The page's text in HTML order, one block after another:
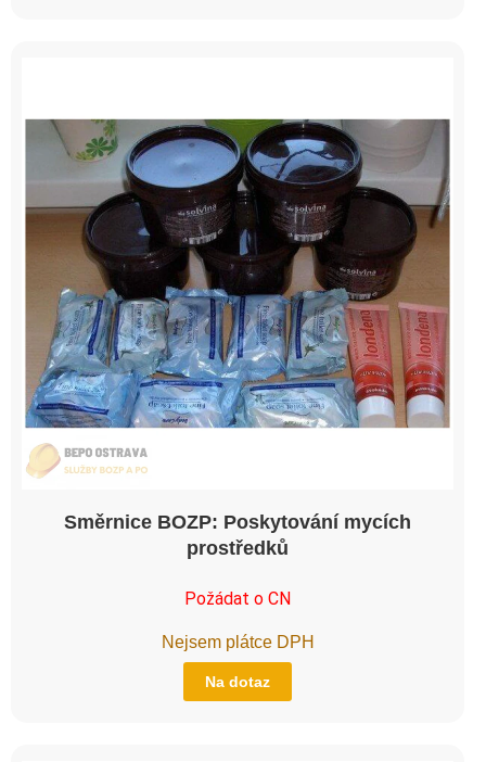
Směrnice BOZP: Poskytování mycích
prostředků
Požádat o CN
Nejsem plátce DPH
Na dotaz